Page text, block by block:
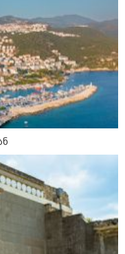
"ინოვაციები
ს 2026 წლის